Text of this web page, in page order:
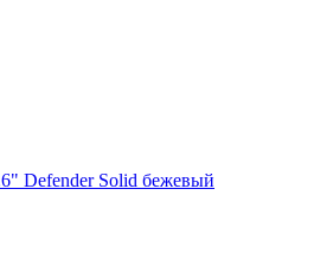
Defender Solid бежевый